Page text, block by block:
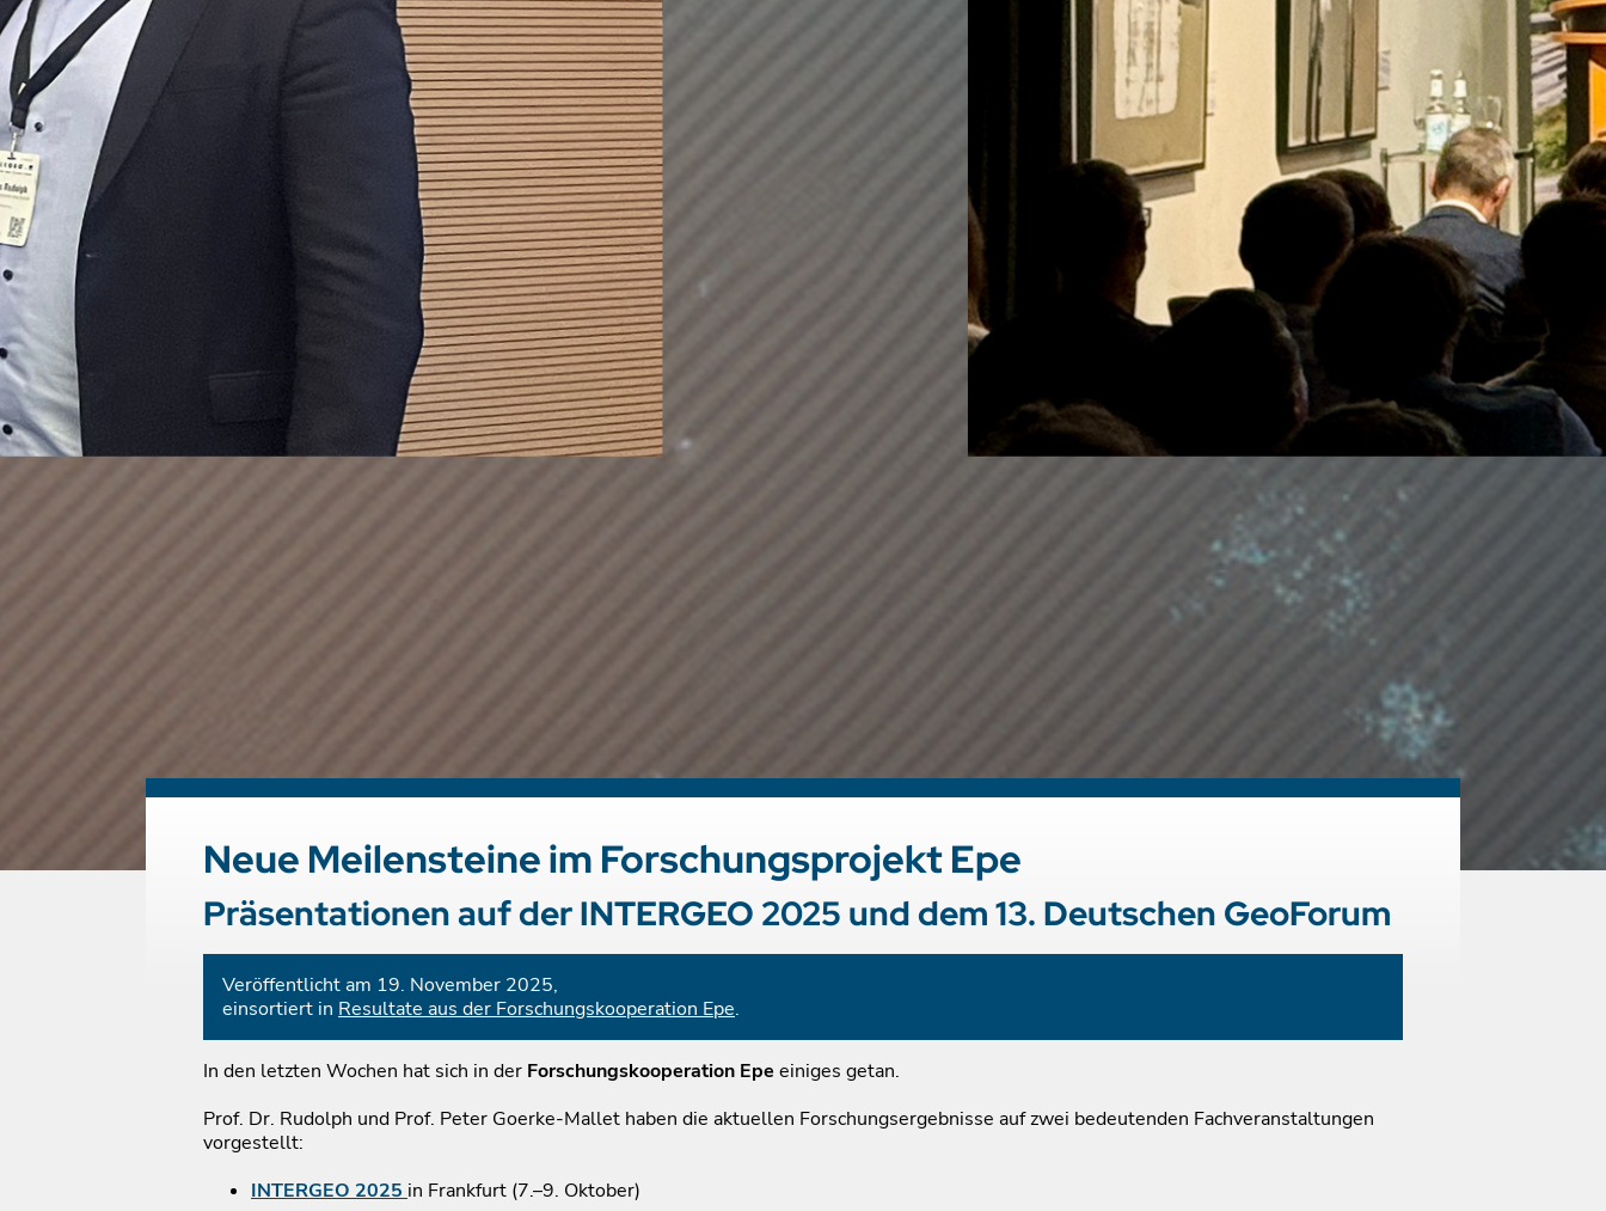
Neue Meilensteine im Forschungsprojekt Epe
Präsentationen auf der INTERGEO 2025 und dem 13. Deutschen GeoForum
Veröffentlicht am 19. November 2025,
einsortiert in Resultate aus der Forschungskooperation Epe.
In den letzten Wochen hat sich in der Forschungskooperation Epe einiges getan.
Prof. Dr. Rudolph und Prof. Peter Goerke-Mallet haben die aktuellen Forschungsergebnisse auf zwei bedeutenden Fachveranstaltungen
vorgestellt:
INTERGEO 2025 in Frankfurt (7.–9. Oktober)